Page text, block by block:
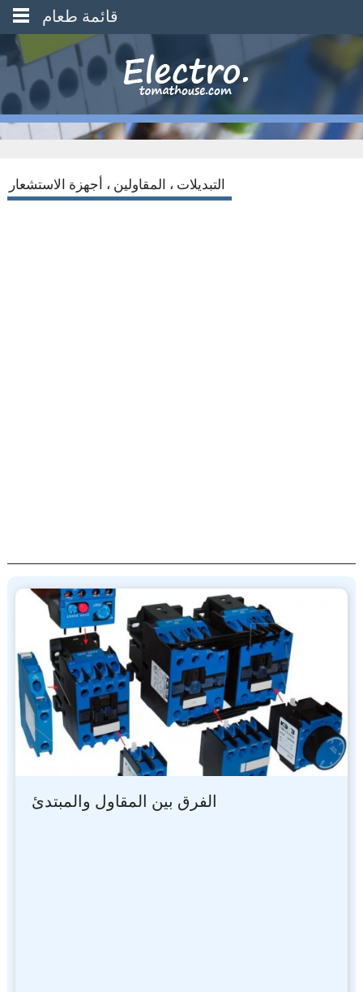
التبديلات ، المقاولين ، أجهزة الاستشعار
الفرق بين المقاول والمبتدئ
قائمة طعام